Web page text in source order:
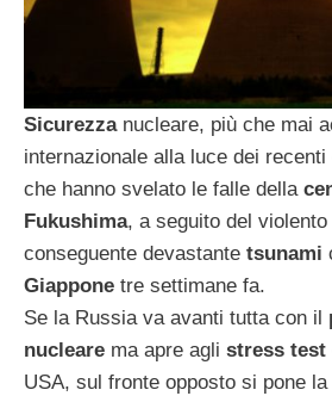
Sicurezzanucleare, più che mai
internazionale alla luce dei
che hanno svelato le falle della
Fukushima, a seguito del violento
conseguente devastante tsunami
Giappone tre settimane fa.
Se la Russia va avanti tutta con il
nucleare ma apre agli stress test
USA, sul fronte opposto si pone